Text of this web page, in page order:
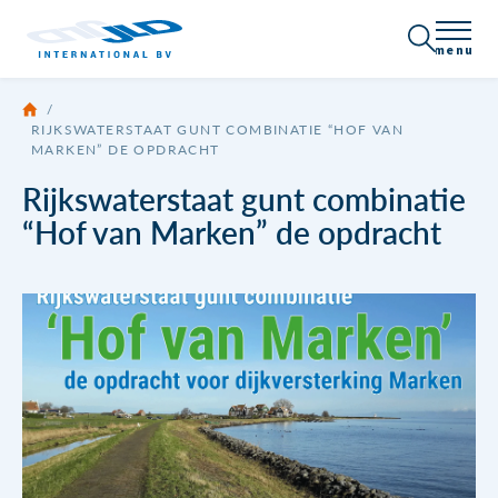
Over JLD
Certificering
Bedrijfsprofiel
Nieuws
Producten
Alle producten
Damwand / Beschoeiing
Ankersystemen
Draadeinde
Toepassingen
Vacatures
Neem contact op
Brochures
menu
/
RIJKSWATERSTAAT GUNT COMBINATIE “HOF VAN
MARKEN” DE OPDRACHT
Rijkswaterstaat gunt combinatie
“Hof van Marken” de opdracht